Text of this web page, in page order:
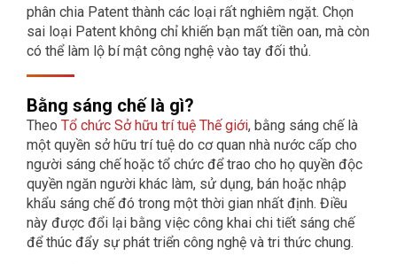
phân chia Patent thành các loại rất nghiêm ngặt. Chọn
sai loại Patent không chỉ khiến bạn mất tiền oan, mà còn
có thể làm lộ bí mật công nghệ vào tay đối thủ.
Bằng sáng chế là gì?
Theo Tổ chức Sở hữu trí tuệ Thế giới, bằng sáng chế là
một quyền sở hữu trí tuệ do cơ quan nhà nước cấp cho
người sáng chế hoặc tổ chức để trao cho họ quyền độc
quyền ngăn người khác làm, sử dụng, bán hoặc nhập
khẩu sáng chế đó trong một thời gian nhất định. Điều
này được đổi lại bằng việc công khai chi tiết sáng chế
để thúc đẩy sự phát triển công nghệ và tri thức chung.